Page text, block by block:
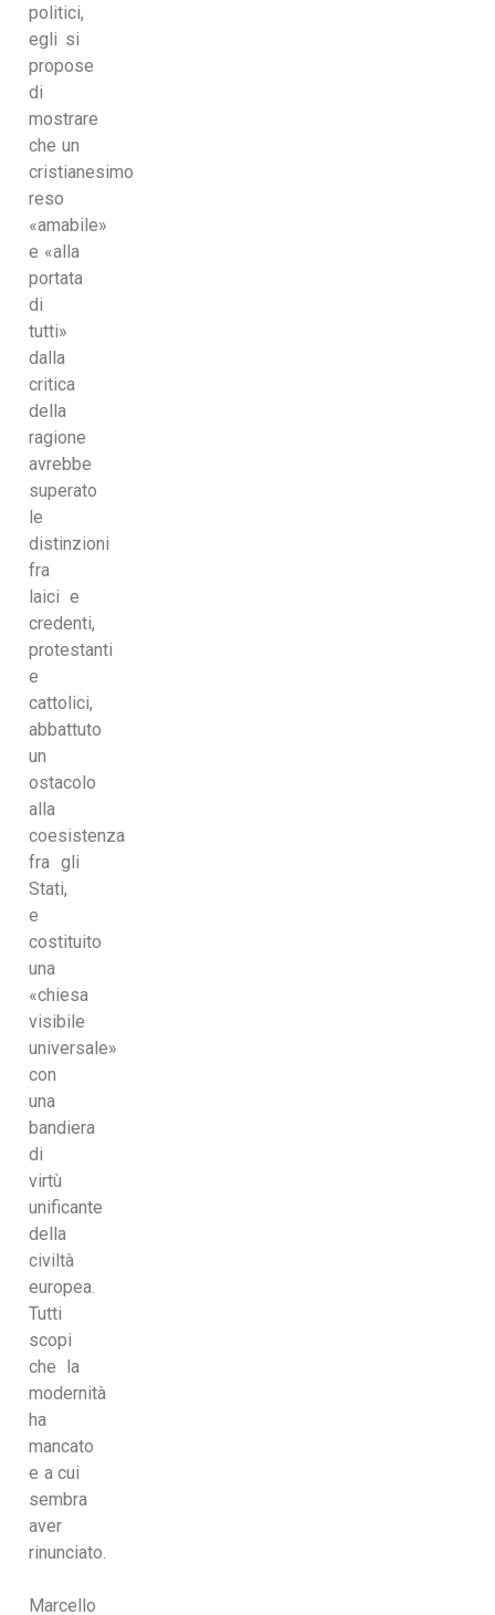
politici,
egli si
propose
di
mostrare
che un
cristianesimo
reso
«amabile»
e «alla
portata
di
tutti»
dalla
critica
della
ragione
avrebbe
superato
le
distinzioni
fra
laici e
credenti,
protestanti
e
cattolici,
abbattuto
un
ostacolo
alla
coesistenza
fra gli
Stati,
e
costituito
una
«chiesa
visibile
universale»
con
una
bandiera
di
virtù
unificante
della
civiltà
europea.
Tutti
scopi
che la
modernità
ha
mancato
e a cui
sembra
aver
rinunciato.
Marcello